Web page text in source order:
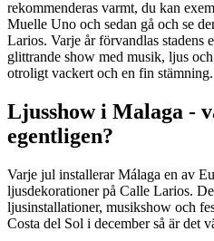
rekommenderas varmt, du kan
Muelle Uno och sedan gå och se
Larios. Varje år förvandlas stadens
glittrande show med musik, ljus
otroligt vackert och en fin stämning.
Ljusshow i Malaga -
egentligen?
Varje jul installerar Málaga en av
ljusdekorationer på Calle Larios.
ljusinstallationer, musikshow och
Costa del Sol i december så är det